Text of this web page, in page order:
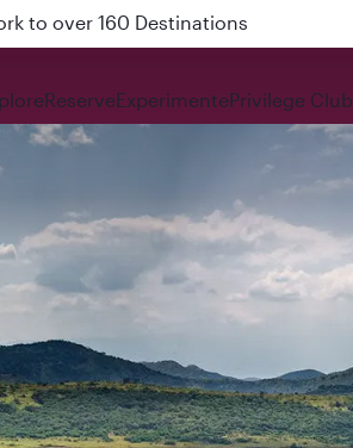
on QR914 and QR915
ReserveExperimentePrivilege Club